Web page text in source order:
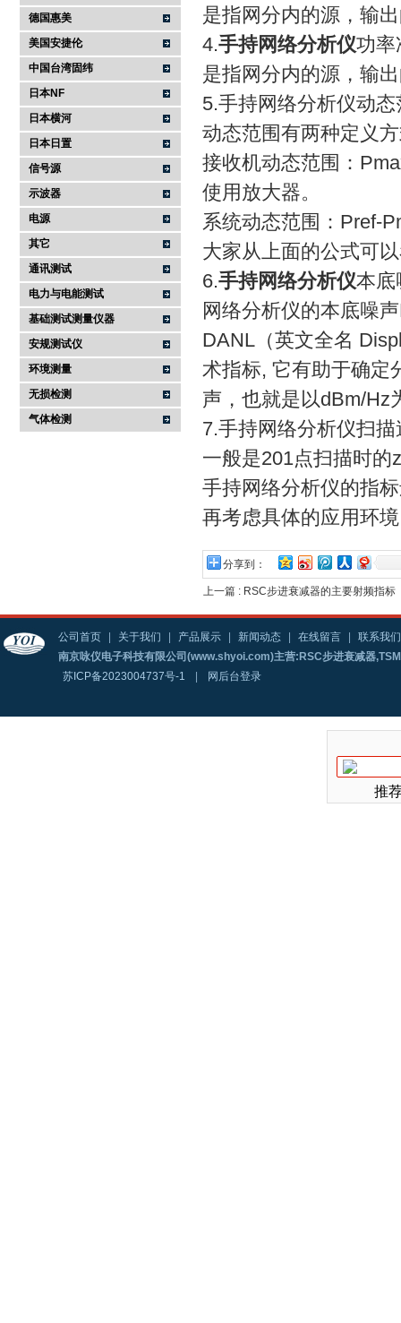
德国惠美
美国安捷伦
中国台湾固纬
日本NF
日本横河
日本日置
信号源
示波器
电源
其它
通讯测试
电力与电能测试
基础测试测量仪器
安规测试仪
环境测量
无损检测
气体检测
是指网分内的源，输
4.手持网络分析仪功率
是指网分内的源，输
5.手持网络分析仪动态
动态范围有两种定义
接收机动态范围：
使用放大器。
系统动态范围：Pref-
大家从上面的公式可
6.手持网络分析仪本底
网络分析仪的本底噪
DANL（英文全名
术指标, 它有助于确定
声，也就是以dBm/Hz
7.手持网络分析仪扫描
一般是201点扫描时
手持网络分析仪的指
再考虑具体的应用环
分享到：
上一篇 : RSC步进衰减器的主要射频指标
公司首页 关于我们 产品展示 新闻动态 在线留言
联系我们
南京咏仪电子科技有限公司(www.shyoi.com)主营:RSC步进衰减器
苏ICP备2023004737号-1
网后台登录
推